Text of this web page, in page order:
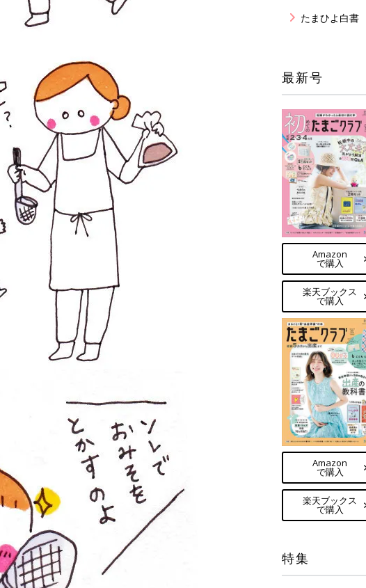
たまひよ白書
最新号
Amazon
で購入
楽天ブックス
で購入
Amazon
で購入
楽天ブックス
で購入
特集